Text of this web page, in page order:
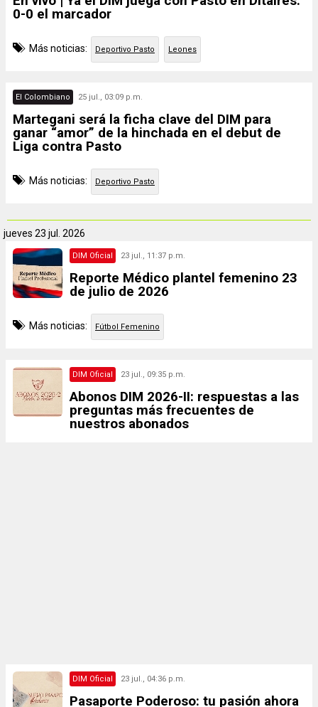
0-0 el marcador
Más noticias: Deportivo Pasto Leones
El Colombiano 25 jul., 03:09 p.m.
Martegani será la ficha clave del DIM para
ganar “amor” de la hinchada en el debut de
Liga contra Pasto
Más noticias: Deportivo Pasto
jueves 23 jul. 2026
DIM Oficial 23 jul., 11:37 p.m.
Reporte Médico plantel femenino 23
de julio de 2026
Más noticias: Fútbol Femenino
DIM Oficial 23 jul., 09:35 p.m.
Abonos DIM 2026-II: respuestas a las
preguntas más frecuentes de
nuestros abonados
DIM Oficial 23 jul., 04:36 p.m.
Pasaporte Poderoso: tu pasión ahora